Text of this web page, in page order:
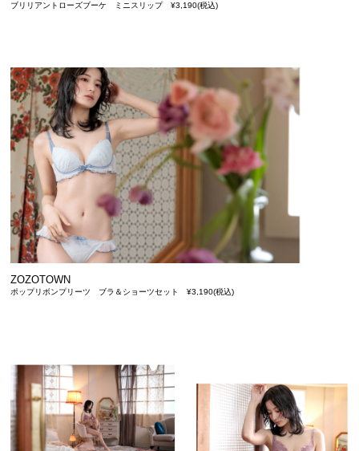
ブリリアントローズブーケ ミニスリップ ¥3,190(税込)
ZOZOTOWN
ポップリボンプリーツ ブラ＆ショーツセット ¥3,190(税込)